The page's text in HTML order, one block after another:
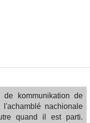
kommunikation de
nachionale
quand il est parti.